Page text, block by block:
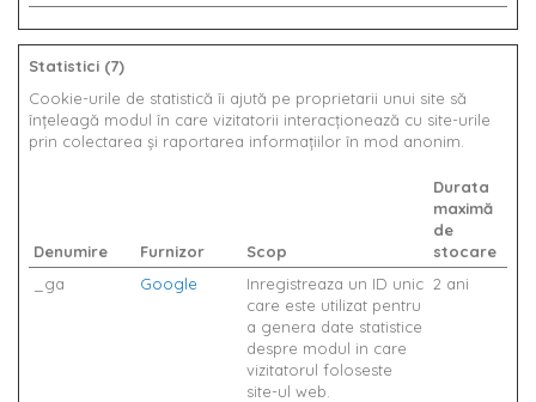
Statistici (7)
Cookie-urile de statistică îi ajută pe proprietarii unui site să
înţeleagă modul în care vizitatorii interacţionează cu site-urile
prin colectarea şi raportarea informaţiilor în mod anonim.
Denumire Furnizor Scop
Durata
maximă
de
stocare
_ga
Google
Inregistreaza un ID unic
care este utilizat pentru
a genera date statistice
despre modul in care
vizitatorul foloseste
site-ul web.
2 ani